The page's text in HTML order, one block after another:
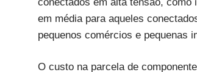
em média para aqueles
pequenos comércios e pequenas
O custo na parcela de